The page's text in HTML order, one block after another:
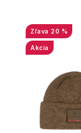
20 %
Akcia